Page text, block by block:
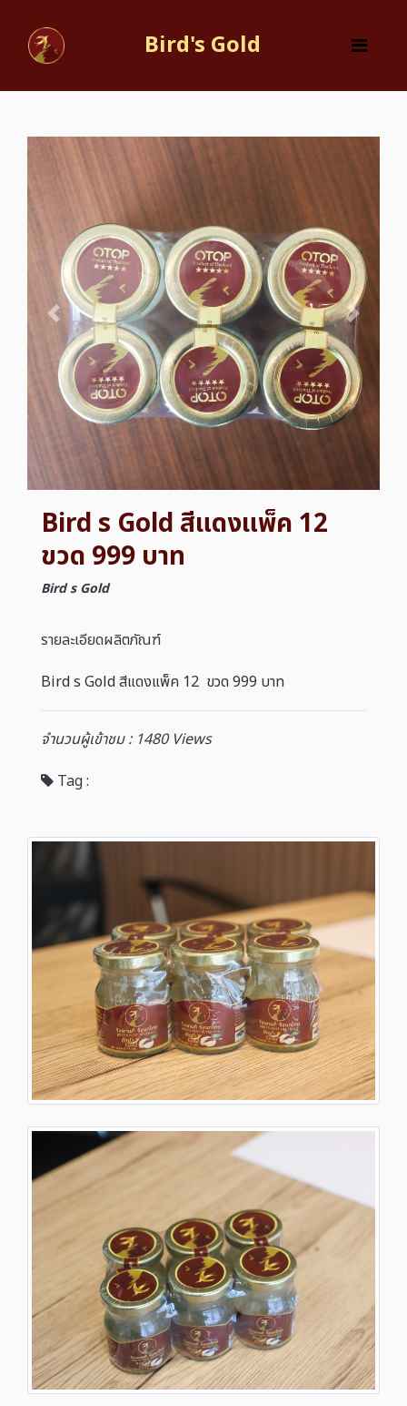
Bird's Gold
Previous Next
Bird s Gold สีแดงแพ็ค 12
ขวด 999 บาท
Bird s Gold
รายละเอียดผลิตภัณฑ์
Bird s Gold สีแดงแพ็ค 12 ขวด 999 บาท
จำนวนผู้เข้าชม : 1480 Views
Tag :